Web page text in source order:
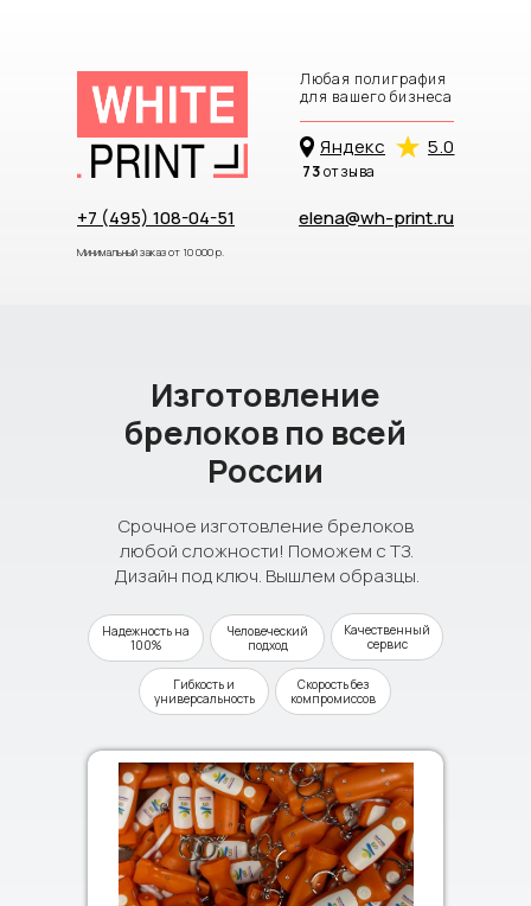
elena@wh-print.ru
+7 (495) 108-04-51
Любая полиграфия
для вашего бизнеса
Яндекc 5.0
73отзыва
Минимальный заказ от 10 000 р.
Изготовление
брелоков по всей
России
Срочное изготовление брелоков
любой сложности! Поможем с ТЗ.
Дизайн под ключ. Вышлем образцы.
Скорость без
компромиссов
Человеческий
подход
Гибкость и
универсальность
Качественный
сервис
Надежность на
100%